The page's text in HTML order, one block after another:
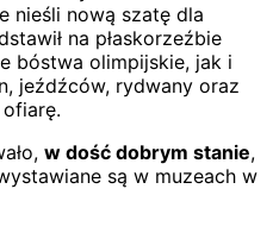
nieśli nową szatę dla
na płaskorzeźbie
bóstwa olimpijskie, jak i
jeźdźców, rydwany oraz
w dość dobrym stanie,
są w muzeach w